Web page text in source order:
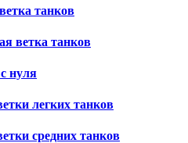
танков
ветка танков
нуля
легких танков
средних танков